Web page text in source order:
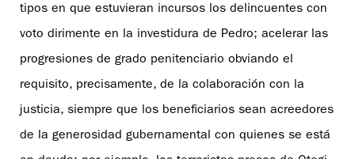
tipos en que estuvieran incursos los delincuentes con
voto dirimente en la investidura de Pedro; acelerar las
progresiones de grado penitenciario obviando el
requisito, precisamente, de la colaboración con la
justicia, siempre que los beneficiarios sean acreedores
de la generosidad gubernamental con quienes se está